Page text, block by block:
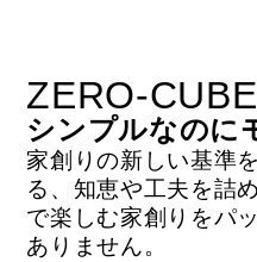
ZERO-
シンプルなのに
家創りの新しい基準
る、知恵や工夫を詰
で楽しむ家創りをパ
ありません。